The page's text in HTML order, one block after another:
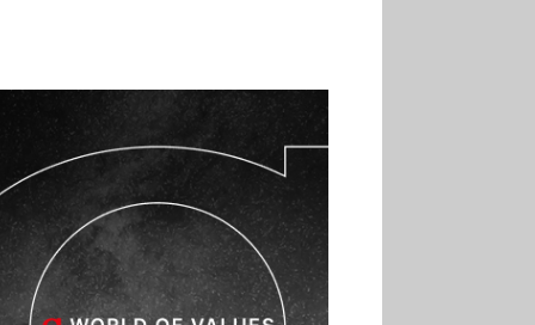
réduire sa consommation
01.07
Aldi Studio lance sa
première collection capsule
inspirée de ses codes
visuels